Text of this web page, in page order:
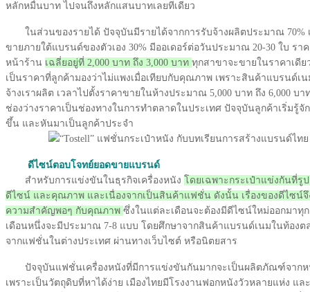
หลักหมื่นบาท ไปจนถึงหลักแสนบาทเลยทีเดียว
ในส่วนของรายได้ ปัจจุบันมีรายได้จากการรับจ้างผลิตประมาณ 70%
ขายภายใต้แบรนด์ของตัวเอง 30% มีออเดอร์ต่อวันประมาณ 20-30 ใบ รา
หน้าร้าน เฉลี่ยอยู่ที่ 2,000 บาท ถึง 3,000 บาท ทุกสาขาจะขายในราคาเดี
เป็นราคาที่ลูกค้ามองว่าไม่แพงเมื่อเทียบกับคุณภาพ เพราะสินค้าแบรนด์เ
จ้างเราผลิต เวลาไปตั้งราคาขายในห้างประมาณ 5,000 บาท ถึง 6,000 บา
ช่องว่างราคาเป็นช่องทางในการทำตลาดในประเทศ ปัจจุบันลูกค้าเริ่มรู้จั
ขึ้น และหันมาเป็นลูกค้าประจำ
ดีไซน์ตอบโจทย์ยอดขายแบรนด์
สำหรับการแข่งขันในธุรกิจเครื่องหนัง โดยเฉพาะกระเป๋าแข่งกันที่รู
ดีไซน์ และคุณภาพ และเนื่องจากเป็นสินค้าแฟชั่น ดังนั้น เรื่องของดีไซน์จึ
ความสำคัญพอๆ กับคุณภาพ ซึ่งในแต่ละเดือนจะต้องมีดีไซน์ใหม่ออกมาทุ
เดือนหนึ่งจะมีประมาณ 7-8 แบบ โดยศึกษาจากสินค้าแบรนด์เนมในท้องต
จากแฟชั่นในต่างประเทศ ผ่านทางเว็บไซต์ หรือนิตยสาร
ปัจจุบันแฟชั่นเครื่องหนังที่มีการแข่งขันกันมากจะเป็นผลิตภัณฑ์จากห
เพราะเป็นวัตถุดิบที่หาได้ง่าย เมืองไทยมีโรงงานฟอกหนังวัวหลายแห่ง แล